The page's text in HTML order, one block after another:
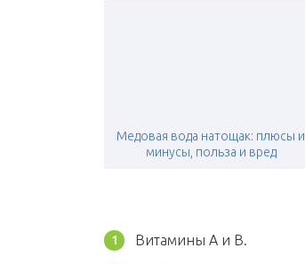
Медовая вода натощак: плюсы и
минусы, польза и вред
Витамины А и В.